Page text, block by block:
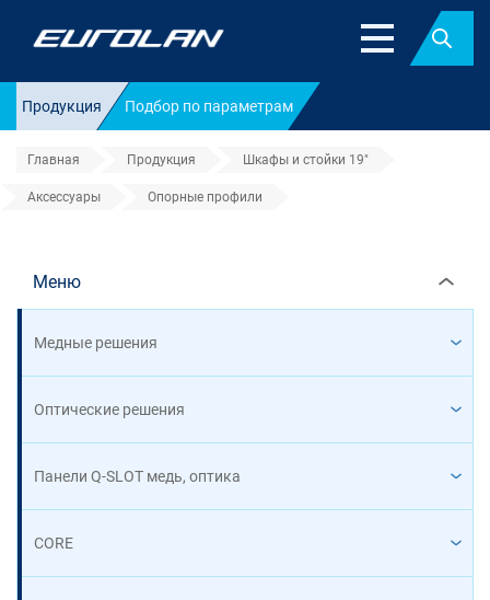
Найти
Продукция Подбор по параметрам
Главная Продукция Шкафы и стойки 19"
Аксессуары Опорные профили
Опорные профили
Меню
Медные решения
Оптические решения
Панели Q-SLOT медь, оптика
CORE